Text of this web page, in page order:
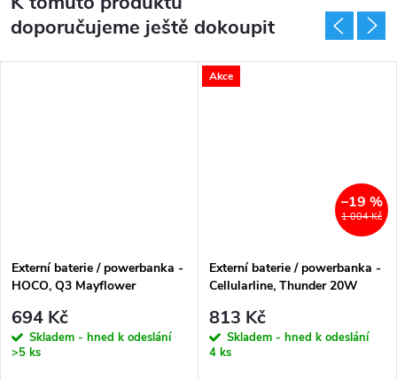
doporučujeme ještě dokoupit
Externí baterie / powerbanka -
HOCO, Q3 Mayflower
Black
694 Kč
Skladem - hned k odeslání
>5 ks
Akce
1 004 Kč
–19 %
Externí baterie / powerbanka -
Cellularline, Thunder 20W
813 Kč
Skladem - hned k odeslání
4 ks